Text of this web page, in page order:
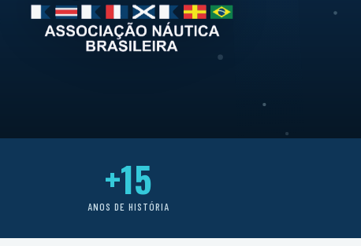
+15
ANOS DE HISTÓRIA